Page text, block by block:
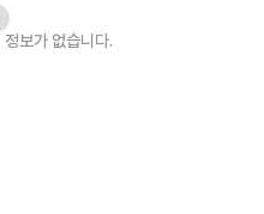
정보가 없습니다.